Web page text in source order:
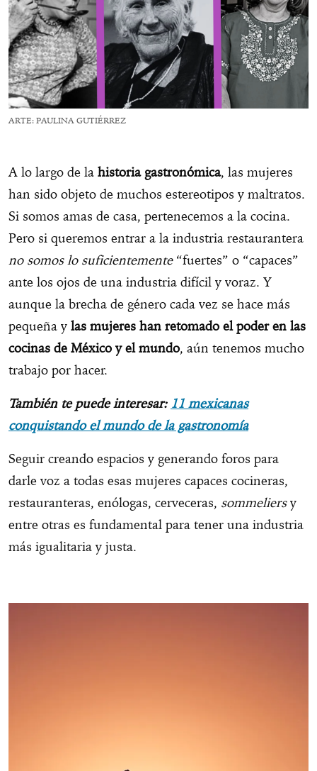
ARTE: PAULINA GUTIÉRREZ
A lo largo de la historia gastronómica, las mujeres
han sido objeto de muchos estereotipos y maltratos.
Si somos amas de casa, pertenecemos a la cocina.
Pero si queremos entrar a la industria restaurantera
no somos lo suficientemente “fuertes” o “capaces”
ante los ojos de una industria difícil y voraz. Y
aunque la brecha de género cada vez se hace más
pequeña y las mujeres han retomado el poder en las
cocinas de México y el mundo, aún tenemos mucho
trabajo por hacer.
También te puede interesar: 11 mexicanas
conquistando el mundo de la gastronomía
Seguir creando espacios y generando foros para
darle voz a todas esas mujeres capaces cocineras,
restauranteras, enólogas, cerveceras, sommeliersy
entre otras es fundamental para tener una industria
más igualitaria y justa.